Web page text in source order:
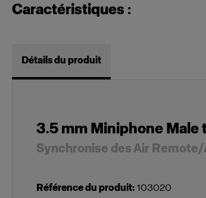
Caractéristiques :
Détails du produit
3.5 mm Miniphone Male
Synchronise des Air
Référence du produit: 103020